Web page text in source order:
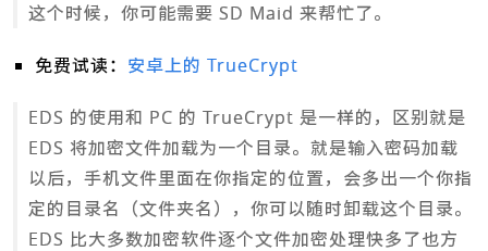
这个时候，你可能需要 SD Maid 来帮忙了。
免费试读： 安卓上的 TrueCrypt
EDS 的使用和 PC 的 TrueCrypt 是一样的，区别就是
EDS 将加密文件加载为一个目录。就是输入密码加载
以后，手机文件里面在你指定的位置，会多出一个你指
定的目录名（文件夹名），你可以随时卸载这个目录。
EDS 比大多数加密软件逐个文件加密处理快多了也方